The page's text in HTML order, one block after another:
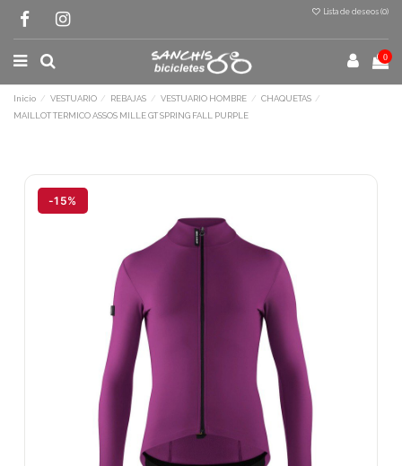
Lista de deseos (0)
0
Inicio VESTUARIO REBAJAS VESTUARIO HOMBRE
CHAQUETAS
MAILLOT TERMICO ASSOS MILLE GT SPRING FALL PURPLE
-15%
Terminal de consulta○ Motor activo -MAILLOT TERMICO ASSOS
MILLE GT SPRING FALL PURPLE